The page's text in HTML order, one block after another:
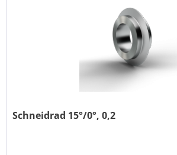
Schneidrad 15°/0°, 0,2